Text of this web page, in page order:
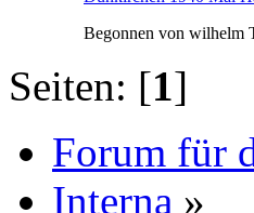
Begonnen von wilhelm
Seiten: [1]
Forum für
Interna »